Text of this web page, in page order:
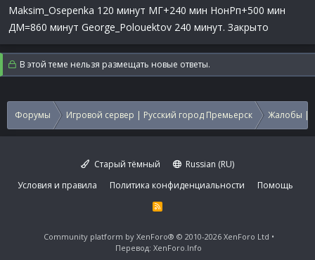
Maksim_Osepenka 120 минут МГ+240 мин НонРп+500 мин
ДМ=860 минут George_Polouektov 240 минут. Закрыто
В этой теме нельзя размещать новые ответы.
Форумы Игровой сервер | Русский город Премьерск Жалобы |
Старый тёмный
Russian (RU)
Условия и правила
Политика конфиденциальности Помощь
R
S
Community platform by XenForo® © 2010-2026 XenForo Ltd
Перевод: XenForo.Info